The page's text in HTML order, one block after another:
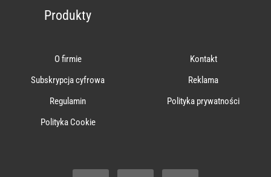
Produkty
O firmie
Kontakt
Subskrypcja cyfrowa
Reklama
Regulamin
Polityka prywatności
Polityka Cookie